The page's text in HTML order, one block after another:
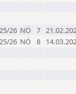
26 NÖ 7
26 NÖ 8